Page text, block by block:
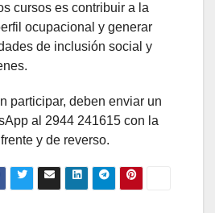
cursos es contribuir a la
ocupacional y generar
de inclusión social y
participar, deben enviar un
al 2944 241615 con la
y de reverso.